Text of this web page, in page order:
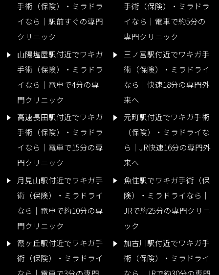
手術（保険）・ミラドラ
イなら｜駅前すぐの専門
クリニック
手術（保険）・ミラドラ
イなら｜電車で約5分の
専門クリニック
山陽塩屋駅付近でワキガ
手術（保険）・ミラドラ
イなら｜電車で4分の専
門クリニック
三ノ宮駅付近でワキガ手
術（保険）・ミラドライ
なら｜快速18分の専門外
来へ
高速長田駅付近でワキガ
手術（保険）・ミラドラ
イなら｜電車で15分の専
門クリニック
元町駅付近でワキガ手術
（保険）・ミラドライな
ら｜JR快速16分の専門外
来へ
月見山駅付近でワキガ手
術（保険）・ミラドライ
なら｜電車で約10分の専
門クリニック
魚住駅でワキガ手術（保
険）・ミラドライなら｜
JRで約25分の専門クリニ
ック
霞ヶ丘駅付近でワキガ手
術（保険）・ミラドライ
加古川駅付近でワキガ手
術（保険）・ミラドライ